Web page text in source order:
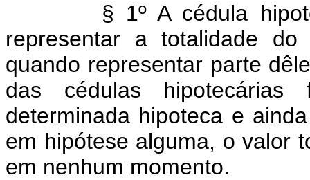
§ 1º A cédula
representar a totalidade
quando representar parte
das cédulas hipotecárias
determinada hipoteca e
em hipótese alguma, o valor
em nenhum momento.